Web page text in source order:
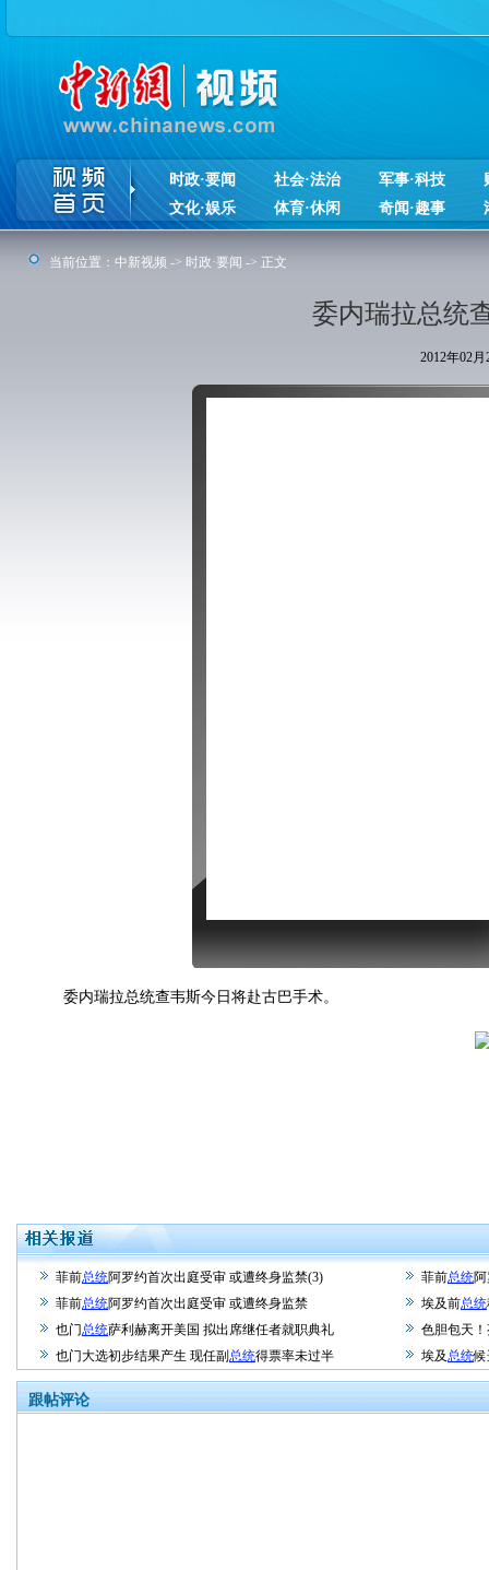
时政·要闻 社会·法治 军事·科技
文化·娱乐
体育·休闲 奇闻·趣事
当前位置： 中新视频 -> 时政·要闻 -> 正文
委内瑞拉总统
2012年02
委内瑞拉总统查韦斯今日将赴古巴手术。
菲前总统阿罗约首次出庭受审 或遭终身监禁(3) 菲前总统
菲前总统阿罗约首次出庭受审 或遭终身监禁 埃及前总统
也门总统萨利赫离开美国 拟出席继任者就职典礼
色胆包天
也门大选初步结果产生 现任副 总统得票率未过半 埃及总统
跟帖评论